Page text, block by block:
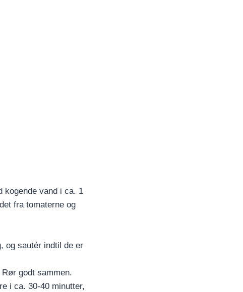
kogende vand i ca. 1
fra tomaterne og
og sautér indtil de er
godt sammen.
i ca. 30-40 minutter,